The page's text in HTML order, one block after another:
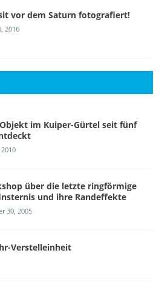
vor dem Saturn fotografiert!
2016
im Kuiper-Gürtel seit fünf
über die letzte ringförmige
und ihre Randeffekte
30, 2005
Verstelleinheit